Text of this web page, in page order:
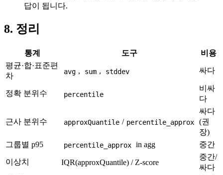
답이 됩니다.
8. 정리
통계 도구
비용
평균·합·표준편
차
avg , sum , stddev 싸다
정확 분위수 percentile
비싸
다
근사 분위수 approxQuantile / percentile_approx
싸다
(권
장)
그룹별 p95
percentile_approx in agg 중간
이상치 IQR(approxQuantile) / Z-score
중간/
싸다